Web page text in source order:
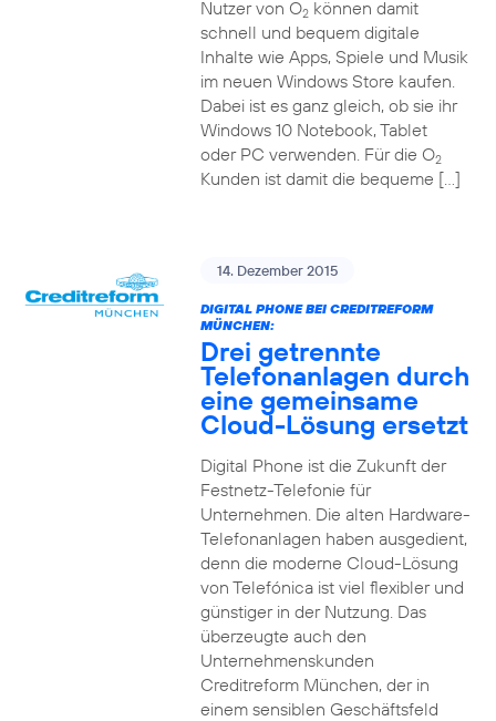
Nutzer von O2können damit
schnell und bequem digitale
Inhalte wie Apps, Spiele und Musik
im neuen Windows Store kaufen.
Dabei ist es ganz gleich, ob sie ihr
Windows 10 Notebook, Tablet
oder PC verwenden. Für die O2
Kunden ist damit die bequeme […]
14. Dezember 2015
DIGITAL PHONE BEI CREDITREFORM
MÜNCHEN:
Drei getrennte
Telefonanlagen durch
eine gemeinsame
Cloud-Lösung ersetzt
Digital Phone ist die Zukunft der
Festnetz-Telefonie für
Unternehmen. Die alten Hardware-
Telefonanlagen haben ausgedient,
denn die moderne Cloud-Lösung
von Telefónica ist viel flexibler und
günstiger in der Nutzung. Das
überzeugte auch den
Unternehmenskunden
Creditreform München, der in
einem sensiblen Geschäftsfeld